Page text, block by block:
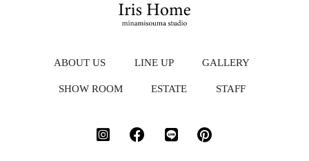
ABOUT US LINE UP GALLERY
SHOW ROOM ESTATE STAFF